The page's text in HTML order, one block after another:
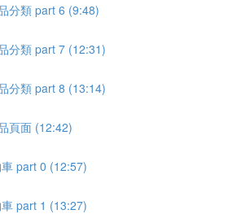
分類 part 6 (9:48)
分類 part 7 (12:31)
分類 part 8 (13:14)
頁面 (12:42)
part 0 (12:57)
part 1 (13:27)